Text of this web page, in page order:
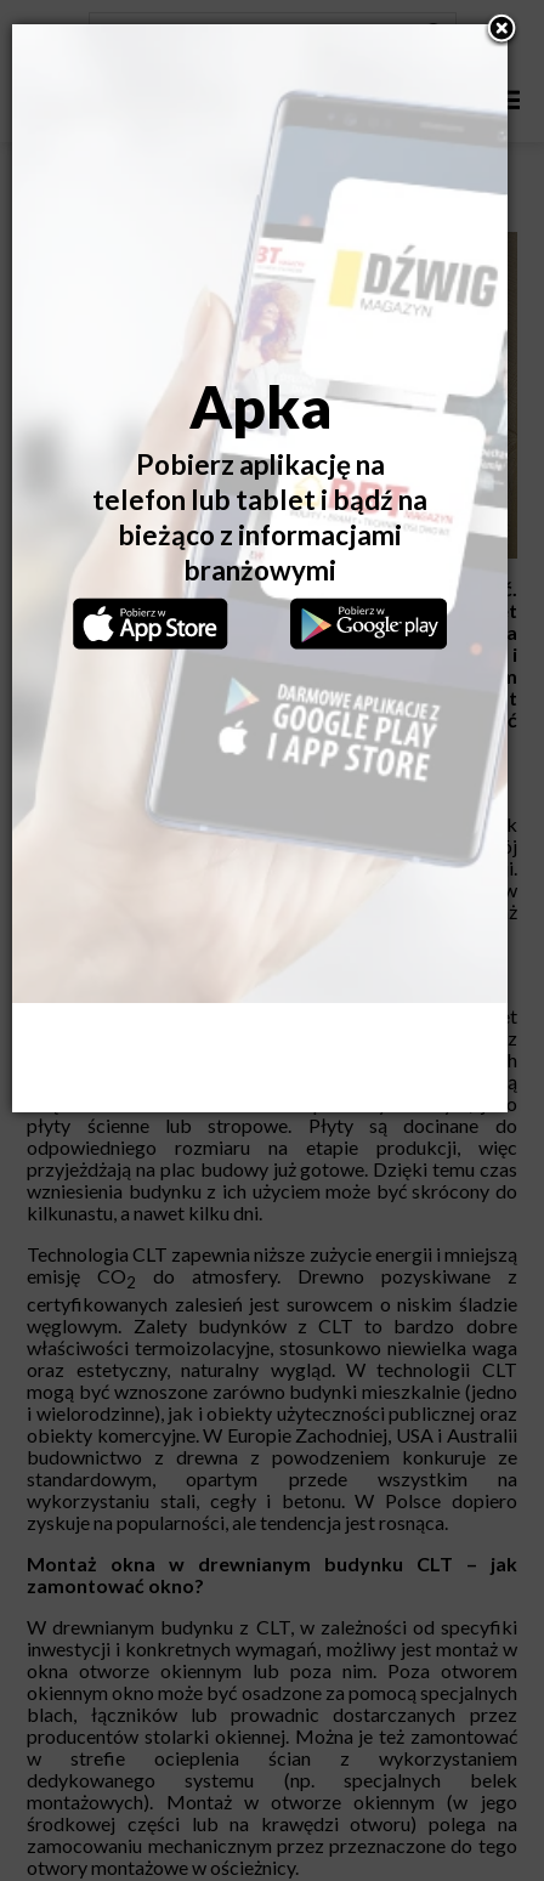
Jak zamontować okna w drewnianym budynku?
Budownictwo drewniane to w Polsce wciąż nowość.
Jego popularność jednak rośnie, co wynika z zalet
drewna jako naturalnego materiału, który spełnia
wymagania związane z energooszczędnością i
ograniczaniem śladu węglowego. Dobrym przykładem
zastosowania drewna w budownictwie jest
technologia prefabrykacji CLT. Jak zamontować
stolarkę okienną w drewnianym budynku CLT?
Dzięki wykorzystaniu nowoczesnych rozwiązań, takich jak
technologia CLT, drewno przeżywa w budownictwie swój
renesans. Powstaje coraz więcej drewnianych inwestycji.
Podobnie jak w standardowych obiektach, tak i w
budynkach z drewna, bardzo ważny jest dobry montaż
CLT (cross laminated timber) to wielkowymiarowe, nawet
kilkunastometrowe płyty drewniane, które składają się z
kilku, nieparzystej ilości warstw drewna klejonych
prostopadle do siebie. Cechują się wysoką wytrzymałością
i są stosowane w budownictwie prefabrykowanym, jako
płyty ścienne lub stropowe. Płyty są docinane do
odpowiedniego rozmiaru na etapie produkcji, więc
przyjeżdżają na plac budowy już gotowe. Dzięki temu czas
wzniesienia budynku z ich użyciem może być skrócony do
kilkunastu, a nawet kilku dni.
Technologia CLT zapewnia niższe zużycie energii i mniejszą
emisję CO2 do atmosfery. Drewno pozyskiwane z
certyfikowanych zalesień jest surowcem o niskim śladzie
węglowym. Zalety budynków z CLT to bardzo dobre
właściwości termoizolacyjne, stosunkowo niewielka waga
oraz estetyczny, naturalny wygląd. W technologii CLT
mogą być wznoszone zarówno budynki mieszkalnie (jedno
i wielorodzinne), jak i obiekty użyteczności publicznej oraz
obiekty komercyjne. W Europie Zachodniej, USA i Australii
budownictwo z drewna z powodzeniem konkuruje ze
standardowym, opartym przede wszystkim na
wykorzystaniu stali, cegły i betonu. W Polsce dopiero
zyskuje na popularności, ale tendencja jest rosnąca.
Montaż okna w drewnianym budynku CLT – jak
zamontować okno?
W drewnianym budynku z CLT, w zależności od specyfiki
inwestycji i konkretnych wymagań, możliwy jest montaż w
okna otworze okiennym lub poza nim. Poza otworem
okiennym okno może być osadzone za pomocą specjalnych
blach, łączników lub prowadnic dostarczanych przez
producentów stolarki okiennej. Można je też zamontować
w strefie ocieplenia ścian z wykorzystaniem
dedykowanego systemu (np. specjalnych belek
montażowych). Montaż w otworze okiennym (w jego
środkowej części lub na krawędzi otworu) polega na
zamocowaniu mechanicznym przez przeznaczone do tego
otwory montażowe w ościeżnicy.